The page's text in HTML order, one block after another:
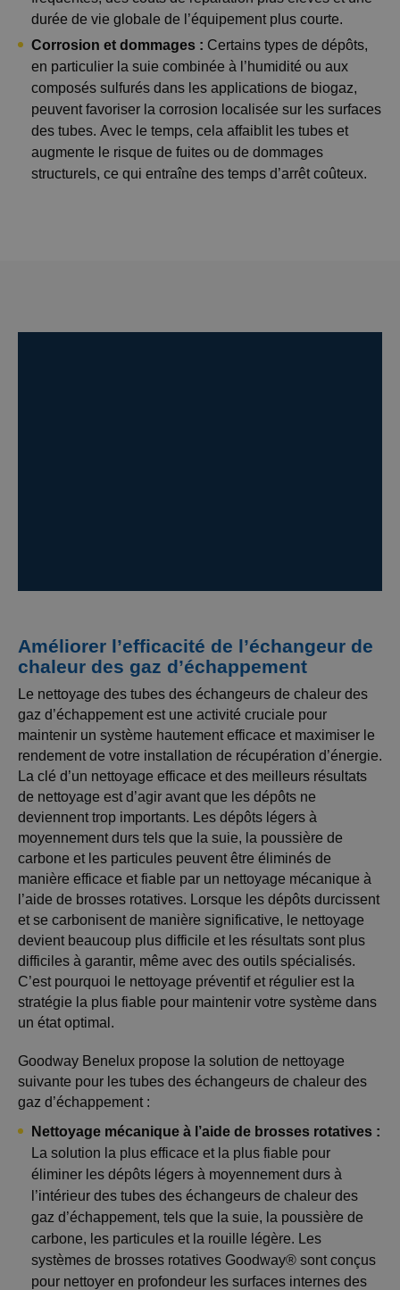
durée de vie globale de l’équipement plus courte.
Corrosion et dommages : Certains types de dépôts,
en particulier la suie combinée à l’humidité ou aux
composés sulfurés dans les applications de biogaz,
peuvent favoriser la corrosion localisée sur les surfaces
des tubes. Avec le temps, cela affaiblit les tubes et
augmente le risque de fuites ou de dommages
structurels, ce qui entraîne des temps d’arrêt coûteux.
Améliorer l’efficacité de l’échangeur de
chaleur des gaz d’échappement
Le nettoyage des tubes des échangeurs de chaleur des
gaz d’échappement est une activité cruciale pour
maintenir un système hautement efficace et maximiser le
rendement de votre installation de récupération d’énergie.
La clé d’un nettoyage efficace et des meilleurs résultats
de nettoyage est d’agir avant que les dépôts ne
deviennent trop importants. Les dépôts légers à
moyennement durs tels que la suie, la poussière de
carbone et les particules peuvent être éliminés de
manière efficace et fiable par un nettoyage mécanique à
l’aide de brosses rotatives. Lorsque les dépôts durcissent
et se carbonisent de manière significative, le nettoyage
devient beaucoup plus difficile et les résultats sont plus
difficiles à garantir, même avec des outils spécialisés.
C’est pourquoi le nettoyage préventif et régulier est la
stratégie la plus fiable pour maintenir votre système dans
un état optimal.
Goodway Benelux propose la solution de nettoyage
suivante pour les tubes des échangeurs de chaleur des
gaz d’échappement :
Nettoyage mécanique à l’aide de brosses rotatives :
La solution la plus efficace et la plus fiable pour
éliminer les dépôts légers à moyennement durs à
l’intérieur des tubes des échangeurs de chaleur des
gaz d’échappement, tels que la suie, la poussière de
carbone, les particules et la rouille légère. Les
systèmes de brosses rotatives Goodway® sont conçus
pour nettoyer en profondeur les surfaces internes des